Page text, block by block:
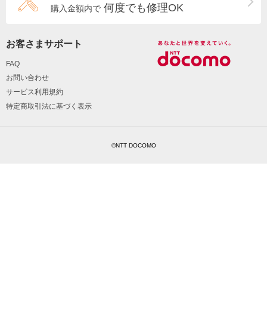
購入金額内で 何度でも修理OK
お客さまサポート
FAQ
お問い合わせ
サービス利用規約
特定商取引法に基づく表示
©NTT DOCOMO